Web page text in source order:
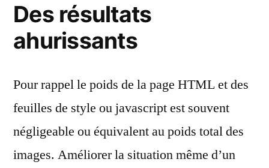
Des résultats
ahurissants
Pour rappel le poids de la page HTML et des
feuilles de style ou javascript est souvent
négligeable ou équivalent au poids total des
images. Améliorer la situation même d’un